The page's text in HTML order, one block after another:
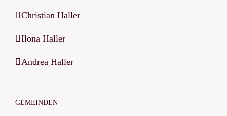
Christian Haller
Ilona Haller
Andrea Haller
GEMEINDEN